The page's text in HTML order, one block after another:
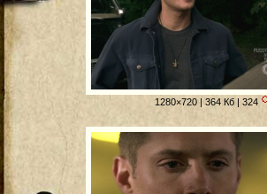
1280×720 | 364 Кб | 324